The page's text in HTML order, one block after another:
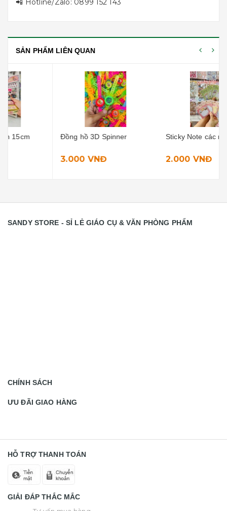
📲 Hotline/Zalo: 0899 152 143
SẢN PHẨM LIÊN QUAN
Đồng hồ 3D Spinner
3.000 VNĐ
Sticky Note các mẫu
2.000 VNĐ
SANDY STORE - SỈ LẺ GIÁO CỤ & VĂN PHÒNG PHẨM
CHÍNH SÁCH
ƯU ĐÃI GIAO HÀNG
HỖ TRỢ THANH TOÁN
GIẢI ĐÁP THẮC MẮC